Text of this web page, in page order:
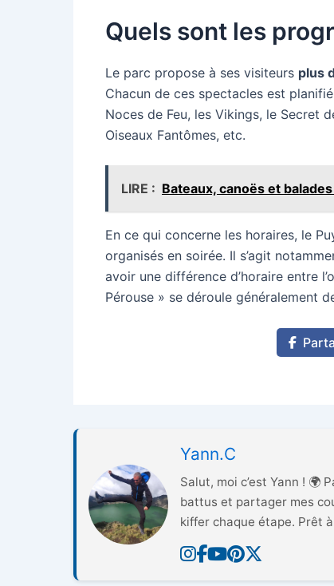
Quels sont les
Le parc propose à ses visiteurs plus
Chacun de ces spectacles est
Noces de Feu, les Vikings, le Secret
Oiseaux Fantômes, etc.
LIRE : Bateaux, canoës et
En ce qui concerne les horaires, le
organisés en soirée. Il s’agit
avoir une différence d’horaire entre
Pérouse » se déroule généralement
Yann.C
Salut, moi c’est Yann ! 🌍
battus et partager mes
kiffer chaque étape. Prêt